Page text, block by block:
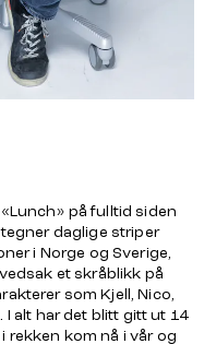
på fulltid siden
daglige striper
i Norge og Sverige,
et skråblikk på
som Kjell, Nico,
I alt har det blitt gitt ut 14
rekken kom nå i vår og